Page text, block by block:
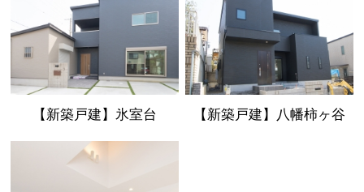
【新築戸建】氷室台 【新築戸建】八幡柿ヶ谷